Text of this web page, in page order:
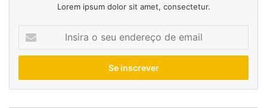
Lorem ipsum dolor sit amet, consectetur.
seu
de